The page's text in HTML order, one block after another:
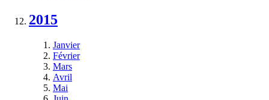
2015
Janvier
Février
Mars
Avril
Mai